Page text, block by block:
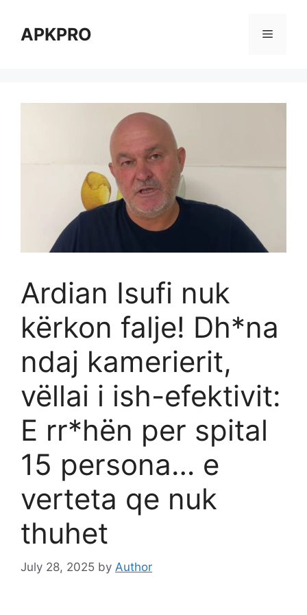
contentAPKPRO Menu
Ardian Isufi nuk
kërkon falje! Dh*na
ndaj kamerierit,
vëllai i ish-efektivit:
E rr*hën per spital
15 persona… e
verteta qe nuk
thuhet
July 28, 2025 by Author